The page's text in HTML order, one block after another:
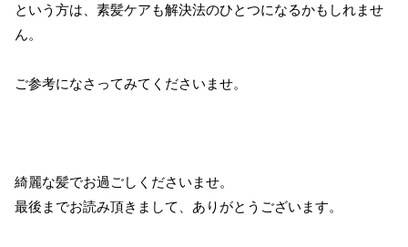
という方は、素髪ケアも解決法のひとつになるかもしれませ
ん。
ご参考になさってみてくださいませ。
綺麗な髪でお過ごしくださいませ。
最後までお読み頂きまして、ありがとうございます。